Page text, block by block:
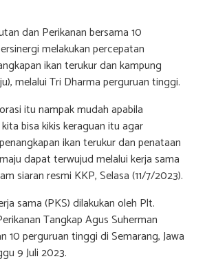
dan Perikanan bersama 10
melakukan percepatan
ikan terukur dan kampung
melalui Tri Dharma perguruan tinggi.
itu nampak mudah apabila
bisa kikis keraguan itu agar
ikan terukur dan penataan
dapat terwujud melalui kerja sama
siaran resmi KKP, Selasa (11/7/2023).
sama (PKS) dilakukan oleh Plt.
Tangkap Agus Suherman
10 perguruan tinggi di Semarang, Jawa
9 Juli 2023.